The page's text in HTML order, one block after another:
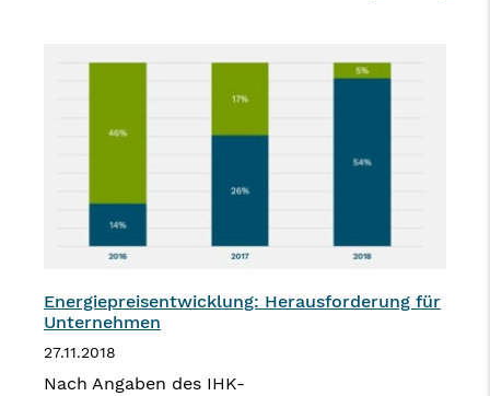
Energiepreisentwicklung: Herausforderung für
Unternehmen
27.11.2018
Nach Angaben des IHK-